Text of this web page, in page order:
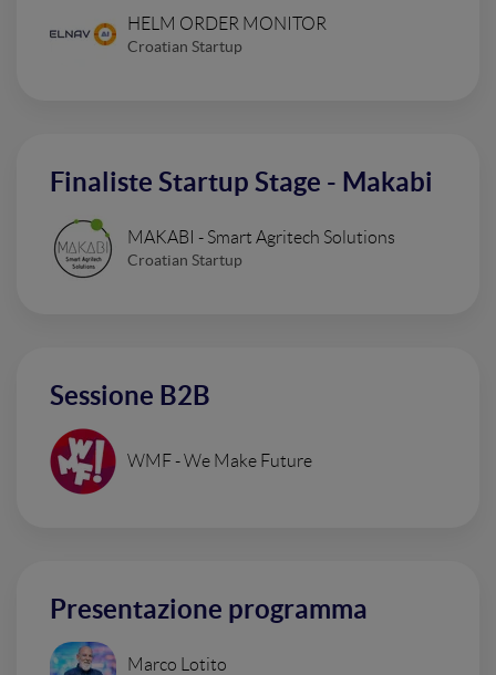
HELM ORDER MONITOR
Croatian Startup
Finaliste Startup Stage - Makabi
MAKABI - Smart Agritech Solutions
Croatian Startup
Sessione B2B
WMF - We Make Future
Presentazione programma
Marco Lotito